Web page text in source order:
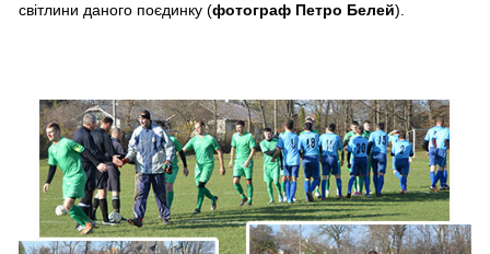
світлини даного поєдинку (фотограф Петро Белей).